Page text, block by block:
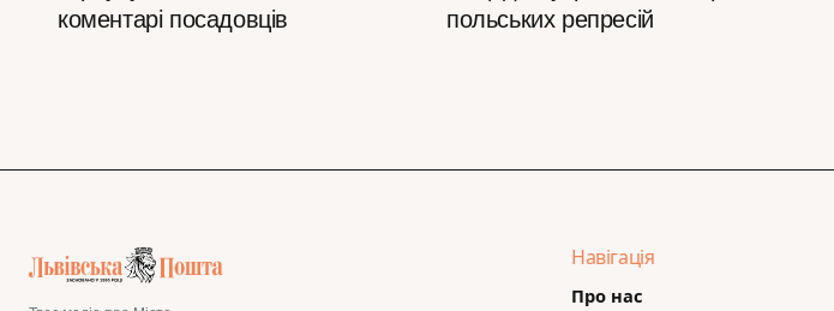
коментарі посадовців
польських репресій
Навігація
Про нас